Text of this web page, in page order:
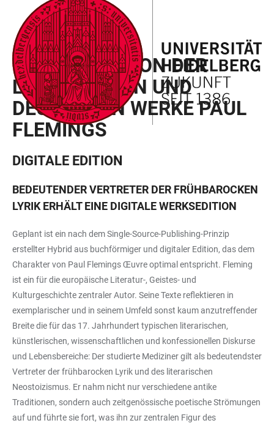
LINKS
ZUR
BARRIEREFREIHEIT
ZUM
HAUPTINHALT
HAUPTNAVIGATION
ÖFFNEN
WEBSEITENSUCHE
ÖFFNEN
GESAMTEDITION DER
LATEINISCHEN UND
DEUTSCHEN WERKE PAUL
FLEMINGS
DIGITALE EDITION
BEDEUTENDER VERTRETER DER FRÜHBAROCKEN
LYRIK ERHÄLT EINE DIGITALE WERKSEDITION
Geplant ist ein nach dem Single-Source-Publishing-Prinzip
erstellter Hybrid aus buchförmiger und digitaler Edition, das dem
Charakter von Paul Flemings Œuvre optimal entspricht. Fleming
ist ein für die europäische Literatur-, Geistes- und
Kulturgeschichte zentraler Autor. Seine Texte reflektieren in
exemplarischer und in seinem Umfeld sonst kaum anzutreffender
Breite die für das 17. Jahrhundert typischen literarischen,
künstlerischen, wissenschaftlichen und konfessionellen Diskurse
und Lebensbereiche: Der studierte Mediziner gilt als bedeutendster
Vertreter der frühbarocken Lyrik und des literarischen
Neostoizismus. Er nahm nicht nur verschiedene antike
Traditionen, sondern auch zeitgenössische poetische Strömungen
auf und führte sie fort, was ihn zur zentralen Figur des